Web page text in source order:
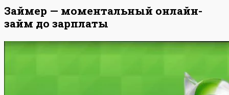
Займер — моментальный онлайн-
займ до зарплаты